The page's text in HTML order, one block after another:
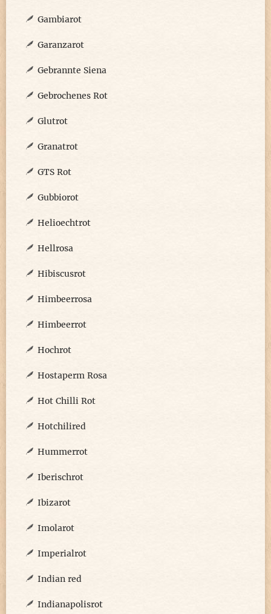
Gambiarot
Garanzarot
Gebrannte Siena
Gebrochenes Rot
Glutrot
Granatrot
GTS Rot
Gubbiorot
Helioechtrot
Hellrosa
Hibiscusrot
Himbeerrosa
Himbeerrot
Hochrot
Hostaperm Rosa
Hot Chilli Rot
Hotchilired
Hummerrot
Iberischrot
Ibizarot
Imolarot
Imperialrot
Indian red
Indianapolisrot